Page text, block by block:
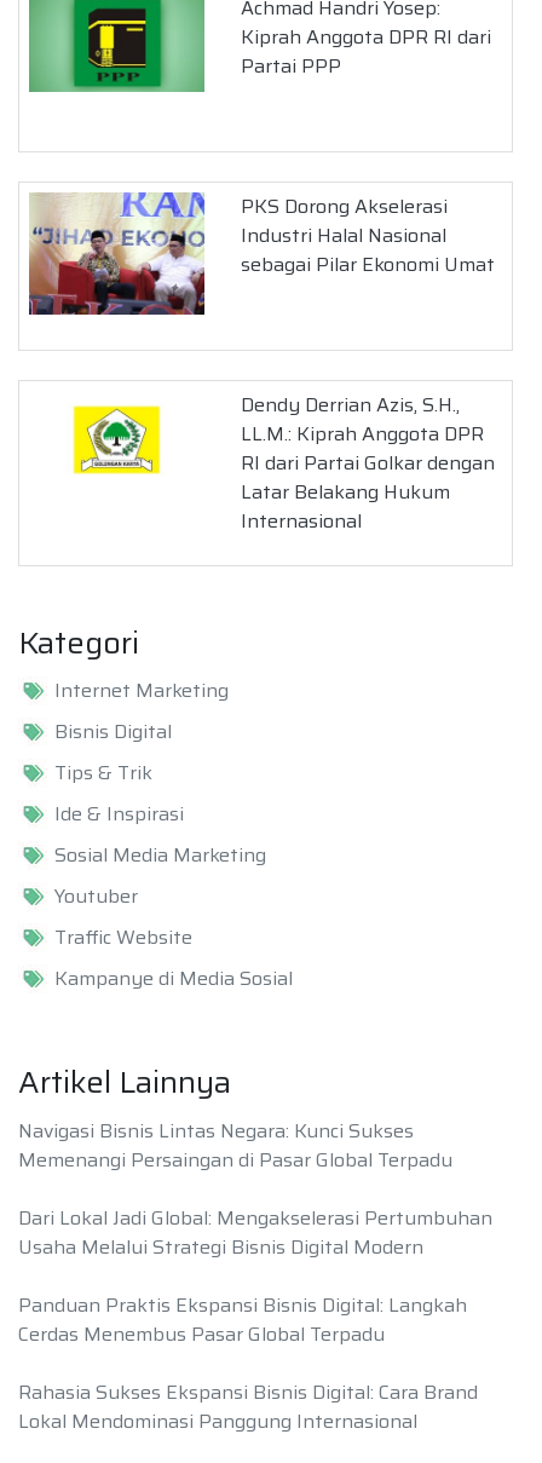
Achmad Handri Yosep:
Kiprah Anggota DPR RI dari
Partai PPP
PKS Dorong Akselerasi
Industri Halal Nasional
sebagai Pilar Ekonomi Umat
Dendy Derrian Azis, S.H.,
LL.M.: Kiprah Anggota DPR
RI dari Partai Golkar dengan
Latar Belakang Hukum
Internasional
Kategori
Internet Marketing
Bisnis Digital
Tips & Trik
Ide & Inspirasi
Sosial Media Marketing
Youtuber
Traffic Website
Kampanye di Media Sosial
Artikel Lainnya
Navigasi Bisnis Lintas Negara: Kunci Sukses
Memenangi Persaingan di Pasar Global Terpadu
Dari Lokal Jadi Global: Mengakselerasi Pertumbuhan
Usaha Melalui Strategi Bisnis Digital Modern
Panduan Praktis Ekspansi Bisnis Digital: Langkah
Cerdas Menembus Pasar Global Terpadu
Rahasia Sukses Ekspansi Bisnis Digital: Cara Brand
Lokal Mendominasi Panggung Internasional